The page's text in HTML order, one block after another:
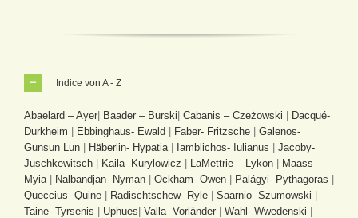
Indice von A - Z
Abaelard – Ayer Baader – Burski Cabanis – Czeżowski
Dacqué-
Durkheim
Ebbinghaus- Ewald Faber- Fritzsche
Galenos-
Gunsun Lun
Häberlin- Hypatia Iamblichos- Iulianus
Jacoby-
Juschkewitsch
Kaila- Kurylowicz LaMettrie – Lykon
Maass-
Myia
Nalbandjan- Nyman Ockham- Owen Palágyi- Pythagoras
Queccius- Quine
Radischtschew- Ryle Saarnio- Szumowski
Taine- Tyrsenis
Uphues Valla- Vorländer Wahl- Wwedenski